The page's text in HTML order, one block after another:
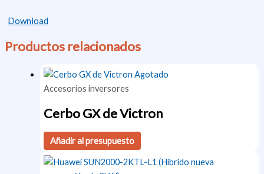
Download
Productos relacionados
Agotado
Accesorios inversores
Cerbo GX de Victron
Añadir al presupuesto